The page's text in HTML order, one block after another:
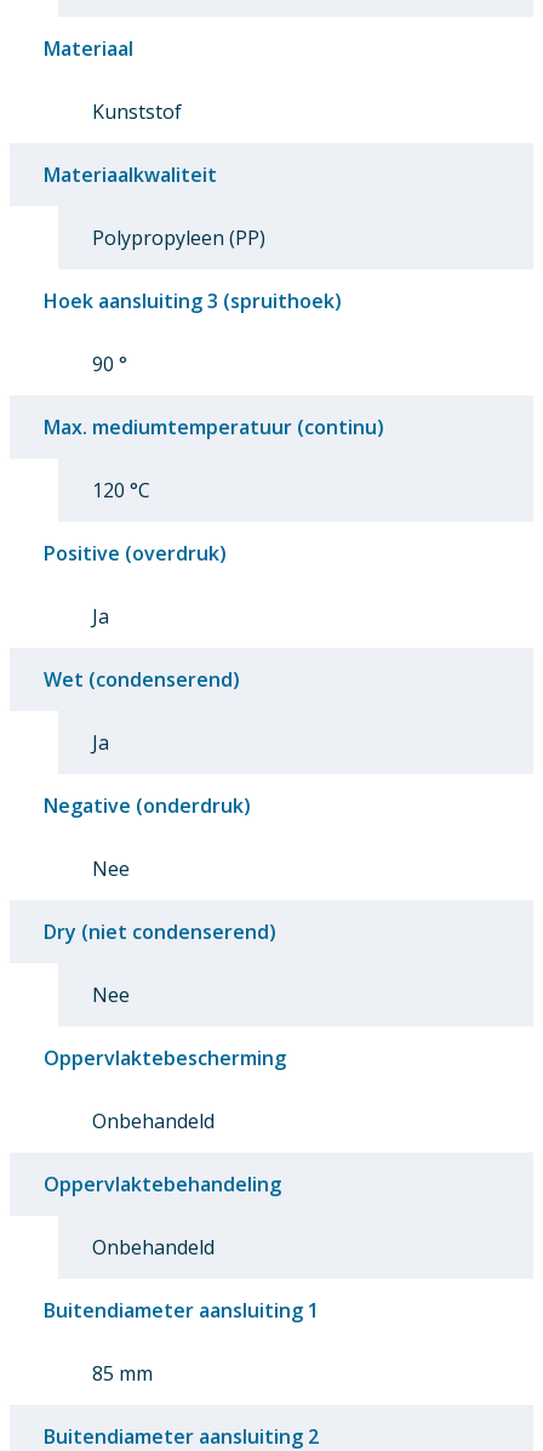
Materiaal
Kunststof
Materiaalkwaliteit
Polypropyleen (PP)
Hoek aansluiting 3 (spruithoek)
90 °
Max. mediumtemperatuur (continu)
120 °C
Positive (overdruk)
Ja
Wet (condenserend)
Ja
Negative (onderdruk)
Nee
Dry (niet condenserend)
Nee
Oppervlaktebescherming
Onbehandeld
Oppervlaktebehandeling
Onbehandeld
Buitendiameter aansluiting 1
85 mm
Buitendiameter aansluiting 2